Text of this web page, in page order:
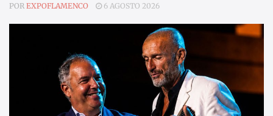
POR EXPOFLAMENCO 6 AGOSTO 2026